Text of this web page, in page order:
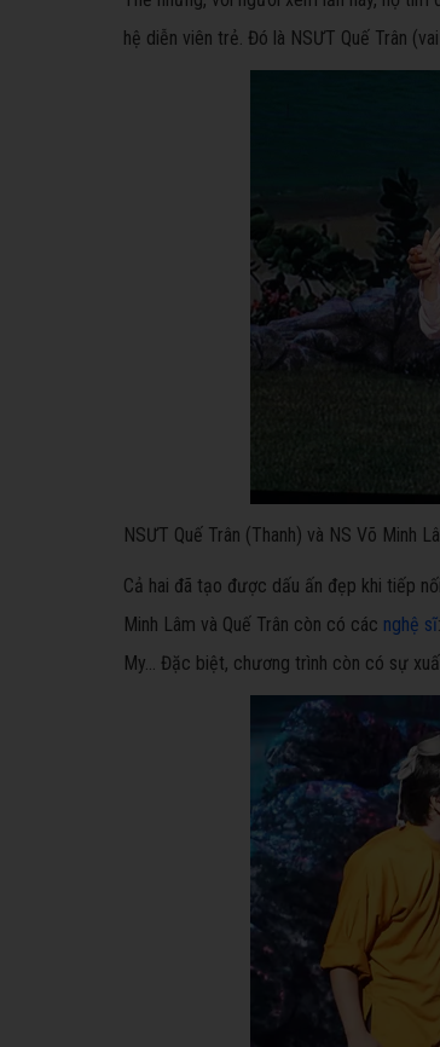
hệ diễn viên trẻ. Đó là NSƯT Quế Trân
NSƯT Quế Trân (Thanh) và NS Võ Minh
Cả hai đã tạo được dấu ấn đẹp khi tiếp
Minh Lâm và Quế Trân còn có các nghệ sĩ
My… Đặc biệt, chương trình còn có sự